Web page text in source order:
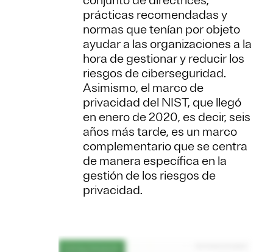
prácticas recomendadas y
normas que tenían por objeto
ayudar a las organizaciones a la
hora de gestionar y reducir los
riesgos de ciberseguridad.
Asimismo, el marco de
privacidad del NIST, que llegó
en enero de 2020, es decir, seis
años más tarde, es un marco
complementario que se centra
de manera específica en la
gestión de los riesgos de
privacidad.